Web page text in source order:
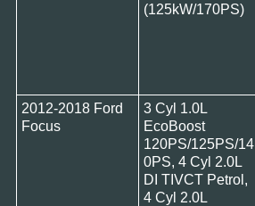
(125kW/170PS)
2012-2018 Ford
Focus
3 Cyl 1.0L
EcoBoost
120PS/125PS/14
0PS, 4 Cyl 2.0L
DI TIVCT Petrol,
4 Cyl 2.0L